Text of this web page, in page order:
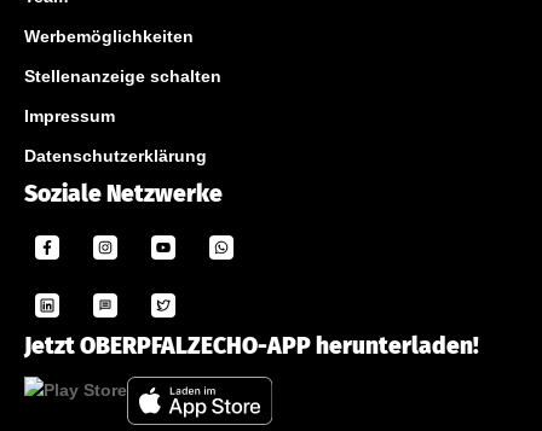
Werbemöglichkeiten
Stellenanzeige schalten
Impressum
Datenschutzerklärung
Soziale Netzwerke
Jetzt OBERPFALZECHO-APP herunterladen!